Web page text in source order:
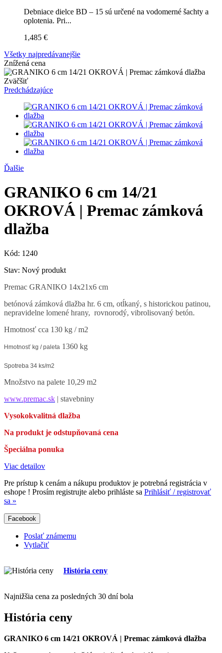
Debniace dielce BD – 15 sú určené na vodomerné šachty a
oplotenia. Pri...
1,485 €
Všetky najpredávanejšie
Znížená cena
Zväčšiť
Predchádzajúce
Ďalšie
GRANIKO 6 cm 14/21
OKROVÁ | Premac zámková
dlažba
Kód: 1240
Stav: Nový produkt
Premac GRANIKO 14x21x6 cm
betónová zámková dlažba hr. 6 cm, otĺkaný, s historickou patinou,
nepravidelne lomené hrany, rovnorodý, vibrolisovaný betón.
Hmotnosť cca 130 kg / m2
Hmotnosť kg / paleta 1360 kg
Spotreba 34 ks/m2
Množstvo na palete 10,29 m2
www.premac.sk | stavebniny
Vysokokvalitná dlažba
Na produkt je odstupňovaná cena
Špeciálna ponuka
Viac detailov
Pre prístup k cenám a nákupu produktov je potrebná registrácia v
eshope ! Prosím registrujte alebo prihláste sa Prihlásiť / registrovať
sa »
Facebook
Poslať známemu
Vytlačiť
História ceny
Najnižšia cena za posledných 30 dní bola
História ceny
GRANIKO 6 cm 14/21 OKROVÁ | Premac zámková dlažba